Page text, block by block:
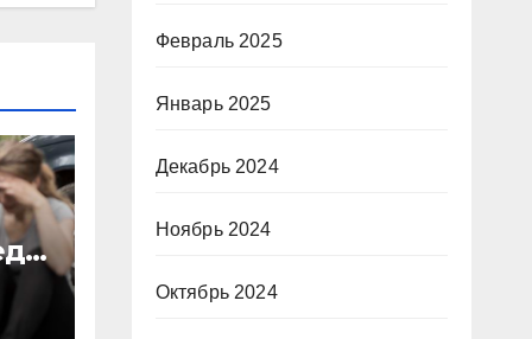
Февраль 2025
Январь 2025
Декабрь 2024
Ноябрь 2024
Октябрь 2024